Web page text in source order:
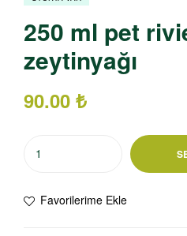
250 ml pet
zeytinyağı
90.00 ₺
Favorilerime Ekle